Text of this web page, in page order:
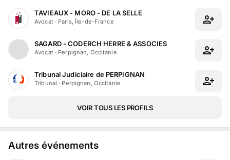
TAVIEAUX - MORO - DE LA SELLE
Avocat· Paris, Île-de-France
SAGARD - CODERCH HERRE & ASSOCIES
Avocat· Perpignan, Occitanie
Tribunal Judiciaire de PERPIGNAN
Tribunal · Perpignan, Occitanie
VOIR TOUS LES PROFILS
Autres événements